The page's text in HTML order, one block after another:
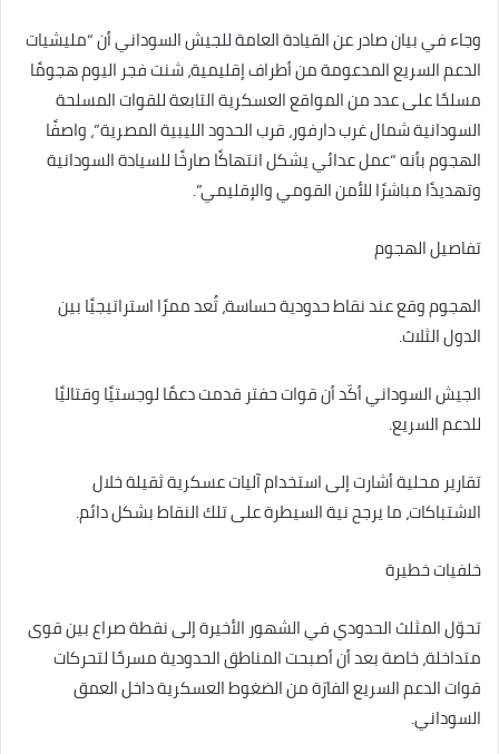
وجاء في بيان صادر عن القيادة العامة للجيش السوداني أن “مليشيات
الدعم السريع المدعومة من أطراف إقليمية، شنت فجر اليوم هجومًا
مسلحًا على عدد من المواقع العسكرية التابعة للقوات المسلحة
السودانية شمال غرب دارفور، قرب الحدود الليبية المصرية”، واصفًا
الهجوم بأنه “عمل عدائي يشكل انتهاكًا صارخًا للسيادة السودانية
وتهديدًا مباشرًا للأمن القومي والإقليمي”.
تفاصيل الهجوم
الهجوم وقع عند نقاط حدودية حساسة، تُعد ممرًا استراتيجيًا بين
الدول الثلاث.
الجيش السوداني أكّد أن قوات حفتر قدمت دعمًا لوجستيًا وقتاليًا
للدعم السريع.
تقارير محلية أشارت إلى استخدام آليات عسكرية ثقيلة خلال
الاشتباكات، ما يرجح نية السيطرة على تلك النقاط بشكل دائم.
خلفيات خطيرة
تحوّل المثلث الحدودي في الشهور الأخيرة إلى نقطة صراع بين قوى
متداخلة، خاصة بعد أن أصبحت المناطق الحدودية مسرحًا لتحركات
قوات الدعم السريع الفارّة من الضغوط العسكرية داخل العمق
السوداني.